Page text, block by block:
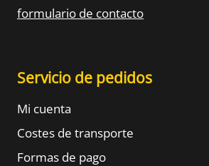
formulario de contacto
Servicio de pedidos
Mi cuenta
Costes de transporte
Formas de pago